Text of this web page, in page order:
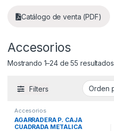
Catálogo de venta (PDF)
Accesorios
Mostrando 1–24 de 55 resultados
Filters
Accesorios
AGARRADERA P. CAJA
CUADRADA METALICA